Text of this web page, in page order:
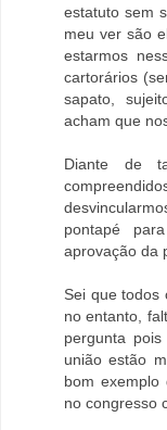
estatuto sem
meu ver são
estarmos
cartorários
sapato,
acham que
Diante de
pontapé
aprovação da
Sei que todos
no entanto,
pergunta
união estão
bom exemplo
no congresso